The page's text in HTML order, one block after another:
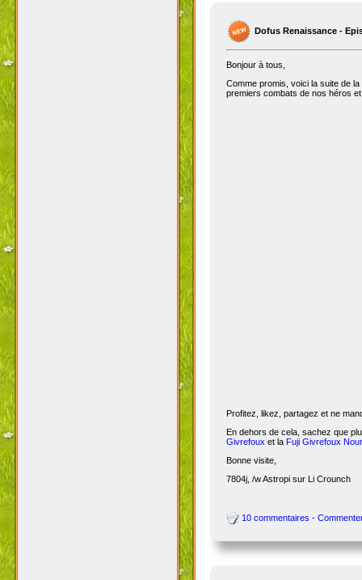
Dofus Renaissance -
Bonjour à tous,
Comme promis, voici la suite de
premiers combats de nos héros
Profitez, likez, partagez et ne
En dehors de cela, sachez que
Givrefoux et la Fuji Givrefoux
Bonne visite,
7804j, /w Astropi sur Li Crounch
10 commentaires -